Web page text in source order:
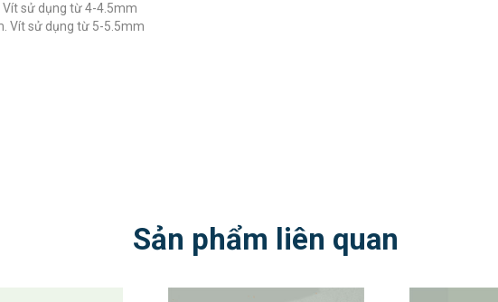
Vít sử dụng từ 4-4.5mm
Vít sử dụng từ 5-5.5mm
Sản phẩm liên quan